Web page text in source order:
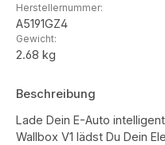
Herstellernummer:
A5191GZ4
Gewicht:
2.68 kg
Beschreibung
Lade Dein E-Auto
Wallbox V1 lädst Du Dein